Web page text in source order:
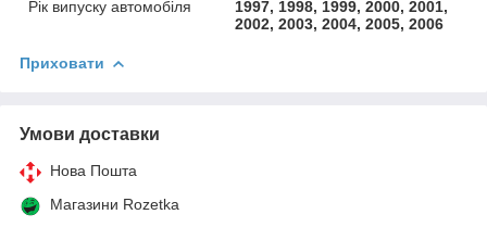
Рік випуску автомобіля
1997, 1998, 1999, 2000, 2001,
2002, 2003, 2004, 2005, 2006
Приховати
Умови доставки
Нова Пошта
Магазини Rozetka